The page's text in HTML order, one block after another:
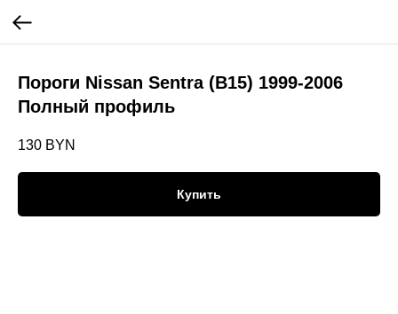
Пороги Nissan Sentra (B15) 1999-2006
Полный профиль
130 BYN
Купить